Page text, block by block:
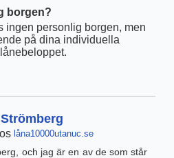
borgen?
ingen personlig borgen, men
på dina individuella
låna10000utanuc.se
och jag är en av de som står